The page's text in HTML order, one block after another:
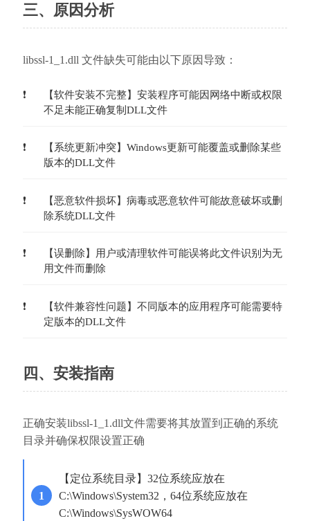
三、原因分析
libssl-1_1.dll 文件缺失可能由以下原因导致：
【软件安装不完整】安装程序可能因网络中断或权限
不足未能正确复制DLL文件
【系统更新冲突】Windows更新可能覆盖或删除某些
版本的DLL文件
【恶意软件损坏】病毒或恶意软件可能故意破坏或删
除系统DLL文件
【误删除】用户或清理软件可能误将此文件识别为无
用文件而删除
【软件兼容性问题】不同版本的应用程序可能需要特
定版本的DLL文件
四、安装指南
正确安装libssl-1_1.dll文件需要将其放置到正确的系统
目录并确保权限设置正确
【定位系统目录】32位系统应放在
C:\Windows\System32，64位系统应放在
C:\Windows\SysWOW64